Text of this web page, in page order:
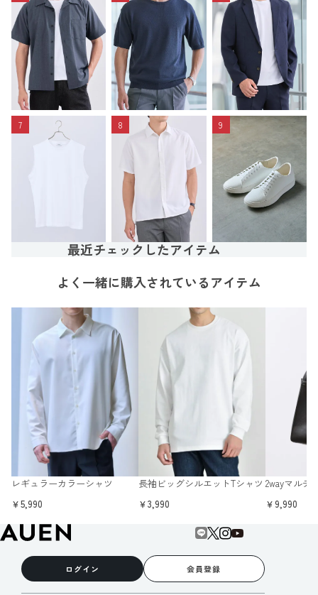
7 8 9
最近チェックしたアイテム
よく一緒に購入されているアイテム
レギュラーカラーシャツ
￥5,990
長袖ビッグシルエットTシャツ
￥3,990
2wayマルチ
￥9,990
ログイン 会員登録